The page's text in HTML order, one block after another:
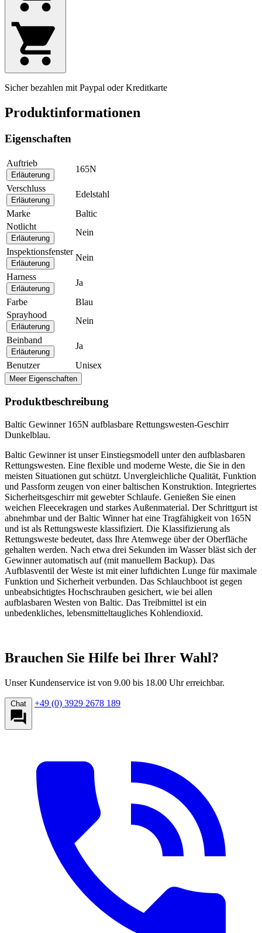
Sicher bezahlen mit Paypal oder Kreditkarte
Produktinformationen
Eigenschaften
Auftrieb
Erläuterung
165N
Verschluss
Erläuterung
Edelstahl
Marke
Baltic
Notlicht
Erläuterung
Nein
Inspektionsfenster
Erläuterung
Nein
Harness
Erläuterung
Ja
Farbe
Blau
Sprayhood
Erläuterung
Nein
Beinband
Erläuterung
Ja
Benutzer
Unisex
Meer Eigenschaften
Produktbeschreibung
Baltic Gewinner 165N aufblasbare Rettungswesten-Geschirr
Dunkelblau.
Baltic Gewinner ist unser Einstiegsmodell unter den aufblasbaren
Rettungswesten. Eine flexible und moderne Weste, die Sie in den
meisten Situationen gut schützt. Unvergleichliche Qualität, Funktion
und Passform zeugen von einer baltischen Konstruktion. Integriertes
Sicherheitsgeschirr mit gewebter Schlaufe. Genießen Sie einen
weichen Fleecekragen und starkes Außenmaterial. Der Schrittgurt ist
abnehmbar und der Baltic Winner hat eine Tragfähigkeit von 165N
und ist als Rettungsweste klassifiziert. Die Klassifizierung als
Rettungsweste bedeutet, dass Ihre Atemwege über der Oberfläche
gehalten werden. Nach etwa drei Sekunden im Wasser bläst sich der
Gewinner automatisch auf (mit manuellem Backup). Das
Aufblasventil der Weste ist mit einer luftdichten Lunge für maximale
Funktion und Sicherheit verbunden. Das Schlauchboot ist gegen
unbeabsichtigtes Hochschrauben gesichert, wie bei allen
aufblasbaren Westen von Baltic. Das Treibmittel ist ein
unbedenkliches, lebensmitteltaugliches Kohlendioxid.
Brauchen Sie Hilfe bei Ihrer Wahl?
Unser Kundenservice ist von 9.00 bis 18.00 Uhr erreichbar.
Chat +49 (0) 3929 2678 189